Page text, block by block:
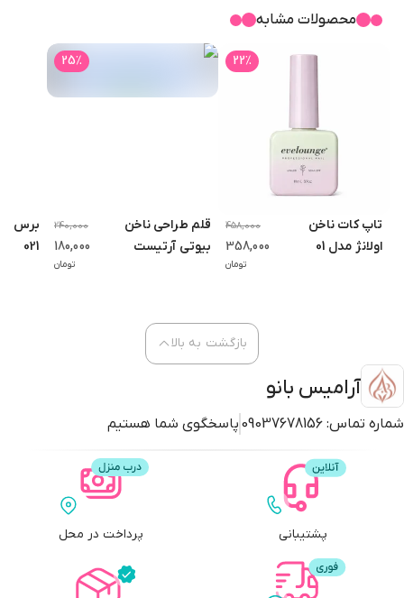
محصولات مشابه
22٪
تاپ کات ناخن
اولانژ مدل 01
458,000
358,000
تومان
25٪
قلم طراحی ناخن
بیوتی آرتیست
240,000
180,000
تومان
برس
021
آرامیس بانو
شماره تماس: 09037678156 پاسخگوی شما هستیم
بازگشت به بالا
پشتیبانی پرداخت در محل